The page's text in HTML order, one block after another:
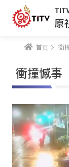
原
首頁 衝
衝撞憾事